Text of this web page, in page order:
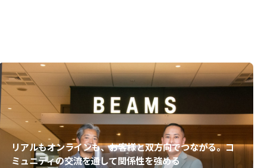
リアルもオンラインも、お客様と双方向でつながる。コ
ミュニティの交流を通して関係性を強める